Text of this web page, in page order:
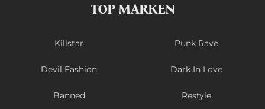
TOP MARKEN
Killstar Punk Rave
Devil Fashion Dark In Love
Banned Restyle